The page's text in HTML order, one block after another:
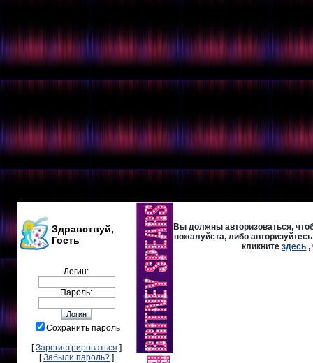
Здравствуй,
Гость
Логин:
Пароль:
Сохранить пароль
[Зарегистрироваться ]
[Забыли пароль? ]
Вы должны авторизоваться,
пожалуйста, либо
кликнитездесь ,